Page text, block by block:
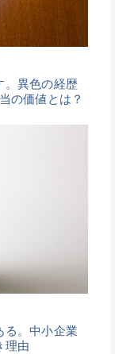
。異色の経歴
の価値とは？
る。中小企業
理由